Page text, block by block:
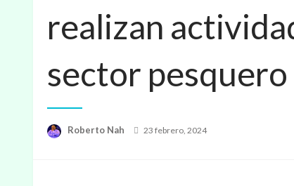
realizan
sector pesquero
Roberto Nah
Publicado
23 febrero, 2024